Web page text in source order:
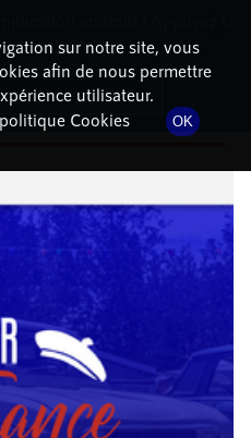
L'ÉPISODE
sur notre site, vous
afin de nous permettre
utilisateur.
Cookies
OK
l'installer.
l'application